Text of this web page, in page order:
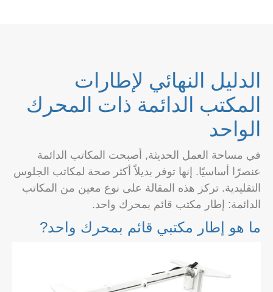
الدليل النهائي لإطارات
المكتب الدائمة ذات المحرك
الواحد
في مساحة العمل الحديثة, أصبحت المكاتب الدائمة
عنصرًا أساسيًا. إنها توفر بديلاً أكثر صحة لمكاتب الجلوس
التقليدية. تركز هذه المقالة على نوع معين من المكاتب
الدائمة: إطار مكتب قائم بمحرك واحد.
ما هو إطار مكتبي قائم بمحرك واحد?